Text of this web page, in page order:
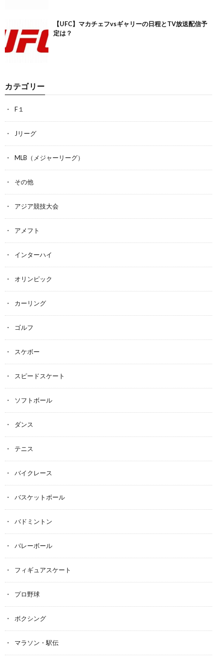
【UFC】マカチェフvsギャリーの日程とTV放送配信予
定は？
カテゴリー
F１
Jリーグ
MLB（メジャーリーグ）
その他
アジア競技大会
アメフト
インターハイ
オリンピック
カーリング
ゴルフ
スケボー
スピードスケート
ソフトボール
ダンス
テニス
バイクレース
バスケットボール
バドミントン
バレーボール
フィギュアスケート
プロ野球
ボクシング
マラソン・駅伝